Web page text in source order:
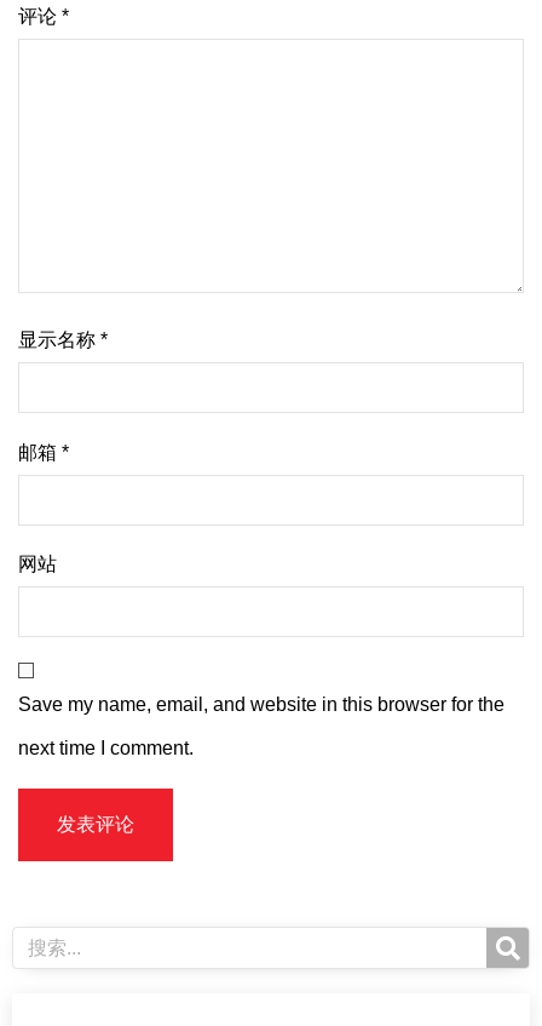
评论 *
显示名称 *
邮箱 *
网站
Save my name, email, and website in this browser for the
next time I comment.